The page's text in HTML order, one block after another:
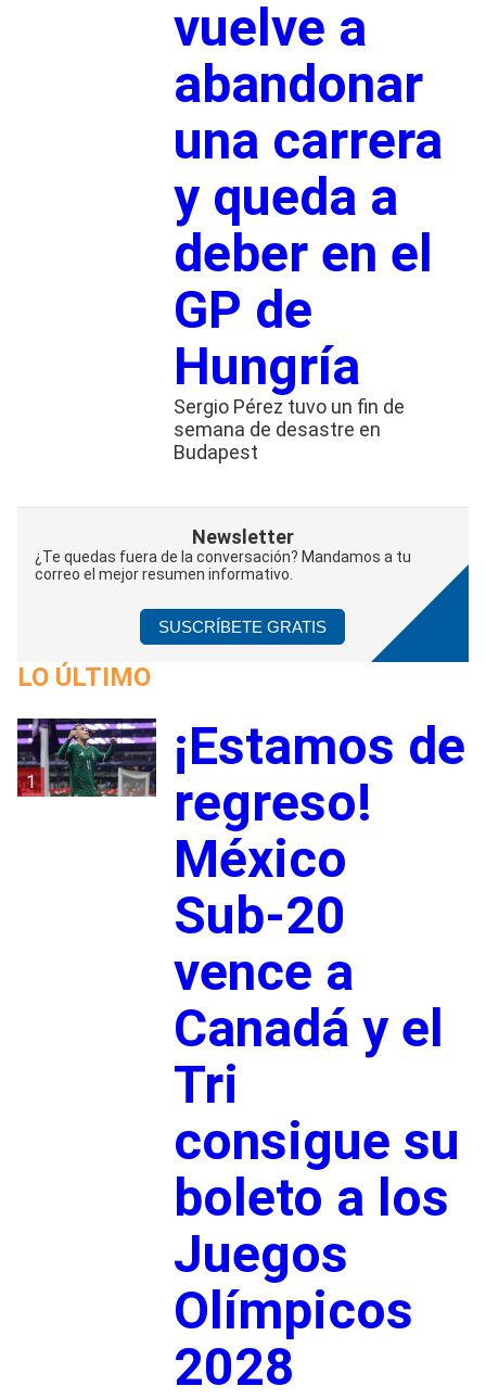
vuelve a
abandonar
una carrera
y queda a
deber en el
GP de
Hungría
Sergio Pérez tuvo un fin de
semana de desastre en
Budapest
Newsletter
¿Te quedas fuera de la conversación? Mandamos a tu
correo el mejor resumen informativo.
SUSCRÍBETE GRATIS
LO ÚLTIMO
1
¡Estamos de
regreso!
México
Sub-20
vence a
Canadá y el
Tri
consigue su
boleto a los
Juegos
Olímpicos
2028